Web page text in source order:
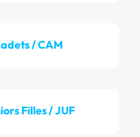
/ CAM
Filles / JUF